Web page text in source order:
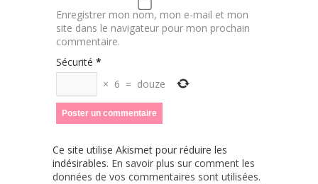
Enregistrer mon nom, mon e-mail et mon
site dans le navigateur pour mon prochain
commentaire.
Sécurité *
× 6 = douze
Ce site utilise Akismet pour réduire les
indésirables. En savoir plus sur comment les
données de vos commentaires sont utilisées.